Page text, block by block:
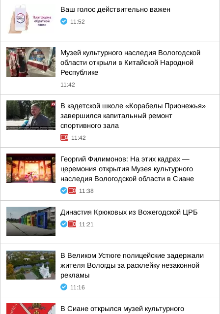
Ваш голос действительно важен
11:52
Музей культурного наследия Вологодской
области открыли в Китайской Народной
Республике
11:42
В кадетской школе «Корабелы Прионежья»
завершился капитальный ремонт
спортивного зала
11:42
Георгий Филимонов: На этих кадрах —
церемония открытия Музея культурного
наследия Вологодской области в Сиане
11:38
Династия Крюковых из Вожегодской ЦРБ
11:21
В Великом Устюге полицейские задержали
жителя Вологды за расклейку незаконной
рекламы
11:16
В Сиане открылся музей культурного